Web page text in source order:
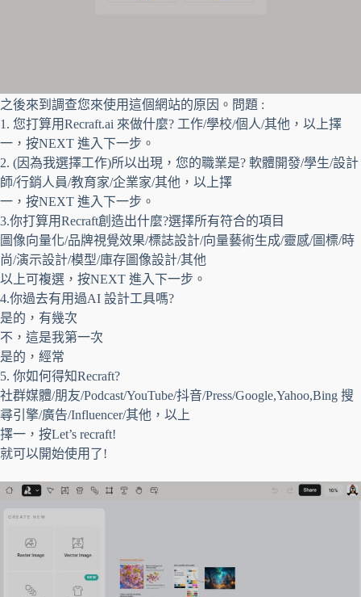
之後來到調查您來使用這個網站的原因。問題 :
1. 您打算用Recraft.ai 來做什麼? 工作/學校/個人/其他，以上擇
一，按NEXT 進入下一步。
2. (因為我選擇工作)所以出現，您的職業是? 軟體開發/學生/設計
師/行銷人員/教育家/企業家/其他，以上擇
一，按NEXT 進入下一步。
3.你打算用Recraft創造出什麼?選擇所有符合的項目
圖像向量化/品牌視覺效果/標誌設計/向量藝術生成/靈感/圖標/時
尚/演示設計/模型/庫存圖像設計/其他
以上可複選，按NEXT 進入下一步。
4.你過去有用過AI 設計工具嗎?
是的，有幾次
不，這是我第一次
是的，經常
5. 你如何得知Recraft?
社群媒體/朋友/Podcast/YouTube/抖音/Press/Google,Yahoo,Bing 搜
尋引擎/廣告/Influencer/其他，以上
擇一，按Let’s recraft!
就可以開始使用了!